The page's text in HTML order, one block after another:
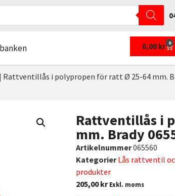
0,00 kr 0
| Rattventillås i polypropen för ratt Ø 25-64 mm.
Rattventillås i
mm. Brady
Artikelnummer065560
Kategorier Lås rattventil
produkter
205,00kr Exkl. moms